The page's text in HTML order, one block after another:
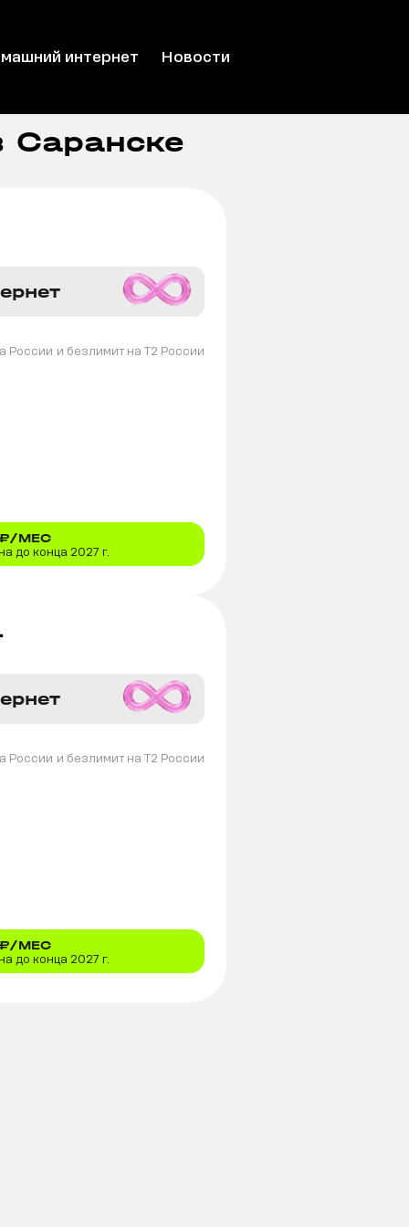
интернет Новости
России и безлимит на T2 России
₽/МЕС
до конца 2027 г.
России и безлимит на T2 России
₽/МЕС
до конца 2027 г.